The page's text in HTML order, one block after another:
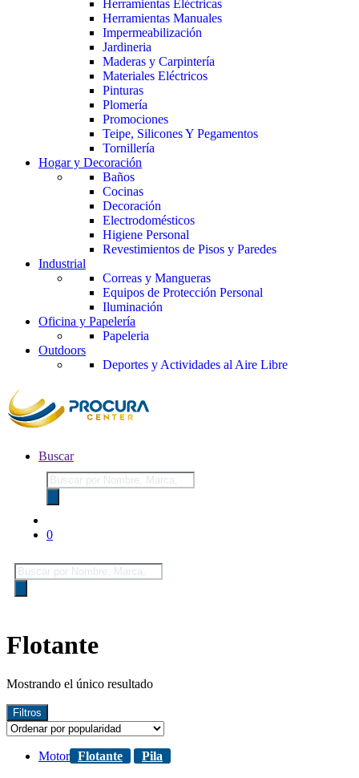
Herramientas Eléctricas
Herramientas Manuales
Impermeabilización
Jardineria
Maderas y Carpintería
Materiales Eléctricos
Pinturas
Plomería
Promociones
Teipe, Silicones Y Pegamentos
Tornillería
Hogar y Decoración
Baños
Cocinas
Decoración
Electrodomésticos
Higiene Personal
Revestimientos de Pisos y Paredes
Industrial
Correas y Mangueras
Equipos de Protección Personal
Iluminación
Oficina y Papelería
Papeleria
Outdoors
Deportes y Actividades al Aire Libre
Buscar
Búsqueda
de
productos
0
Búsqueda
de
productos
Flotante
Mostrando el único resultado
Filtros
Motor Flotante Pila